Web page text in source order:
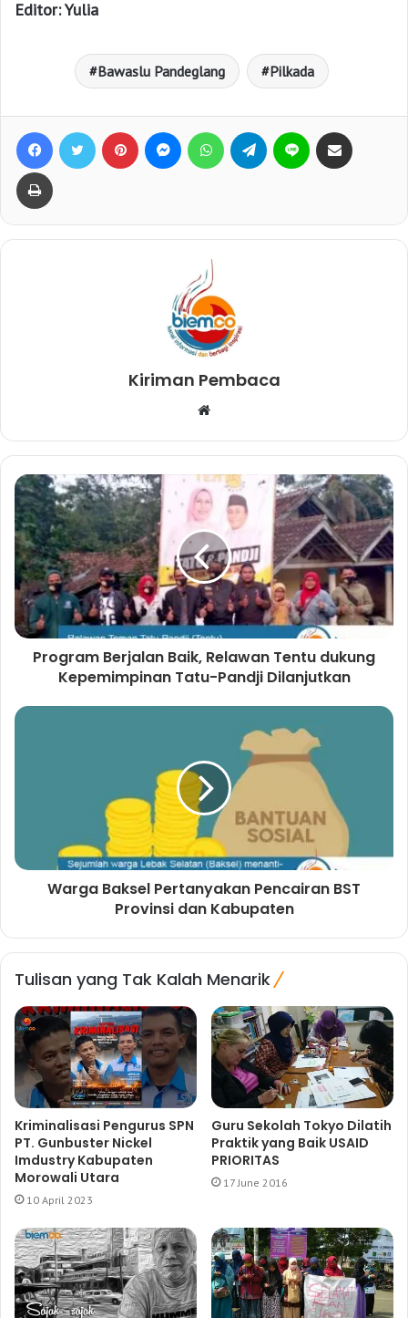
Editor: Yulia
Bawaslu Pandeglang Pilkada
Kiriman Pembaca
b
s
i
Program Berjalan Baik, Relawan Tentu dukung
Kepemimpinan Tatu-Pandji Dilanjutkan
Warga Baksel Pertanyakan Pencairan BST
Provinsi dan Kabupaten
Tulisan yang Tak Kalah Menarik
Kriminalisasi Pengurus SPN
PT. Gunbuster Nickel
Imdustry Kabupaten
Morowali Utara
10 April 2023
Guru Sekolah Tokyo Dilatih
Praktik yang Baik USAID
PRIORITAS
17 June 2016